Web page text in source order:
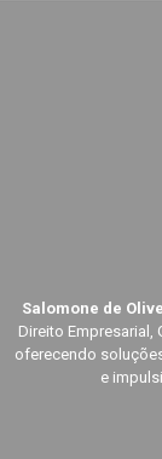
Salomone de
Direito Empresarial,
oferecendo
e